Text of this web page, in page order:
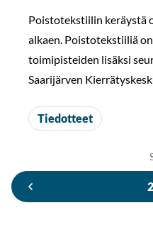
Poistotekstiilin keräystä
alkaen. Poistotekstiiliä
toimipisteiden lisäksi
Saarijärven
Tiedotteet